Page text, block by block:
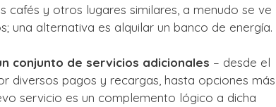
cafés y otros lugares similares, a menudo se ve
una alternativa es alquilar un banco de energía.
conjunto de servicios adicionales – desde el
diversos pagos y recargas, hasta opciones más
servicio es un complemento lógico a dicha